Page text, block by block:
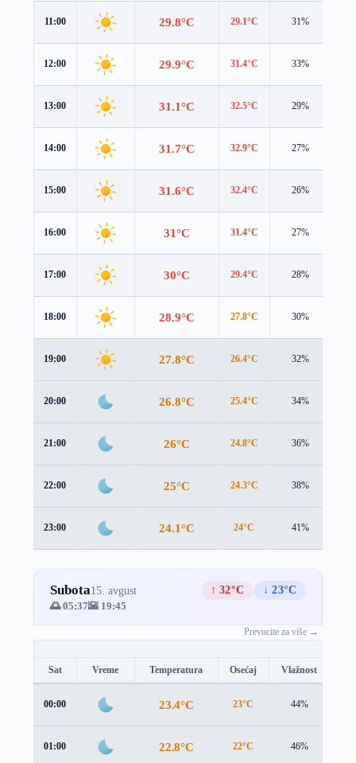
11:00 29.8°C 29.1°C 31%
12:00 29.9°C 31.4°C 33%
13:00 31.1°C 32.5°C 29%
14:00 31.7°C 32.9°C 27%
15:00 31.6°C 32.4°C 26%
16:00 31°C 31.4°C 27%
17:00 30°C 29.4°C 28%
18:00 28.9°C 27.8°C 30%
19:00 27.8°C 26.4°C 32%
20:00 26.8°C 25.4°C 34%
21:00 26°C 24.8°C 36%
22:00 25°C 24.3°C 38%
23:00 24.1°C 24°C 41%
Subota15. avgust ↑ 32°C
↓ 23°C
🌅 05:37🌇 19:45
Prevucite za više →
Sat Vreme Temperatura Osećaj Vlažnost
00:00 23.4°C 23°C 44%
01:00 22.8°C 22°C 46%